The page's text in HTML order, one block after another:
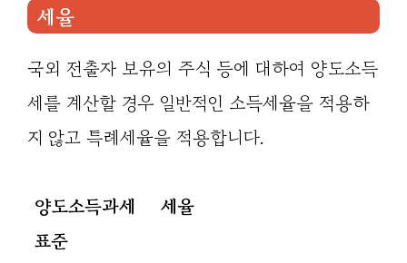
세율
국외 전출자 보유의 주식 등에 대하여 양도소득
세를 계산할 경우 일반적인 소득세율을 적용하
지 않고 특례세율을 적용합니다.
양도소득과세
표준
세율